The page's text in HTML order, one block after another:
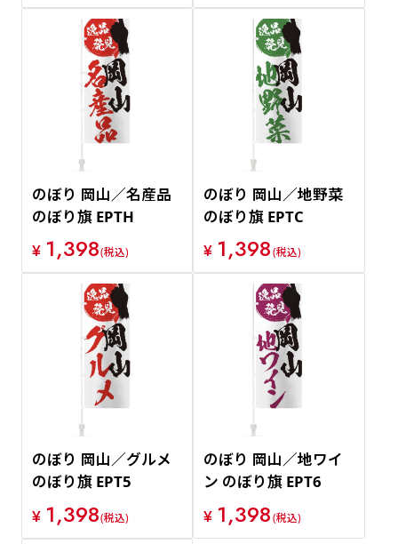
のぼり 岡山／名産品
のぼり旗 EPTH
¥ 1,398(税込)
のぼり 岡山／地野菜
のぼり旗 EPTC
¥ 1,398(税込)
のぼり 岡山／グルメ
のぼり旗 EPT5
¥ 1,398(税込)
のぼり 岡山／地ワイ
ン のぼり旗 EPT6
¥ 1,398(税込)